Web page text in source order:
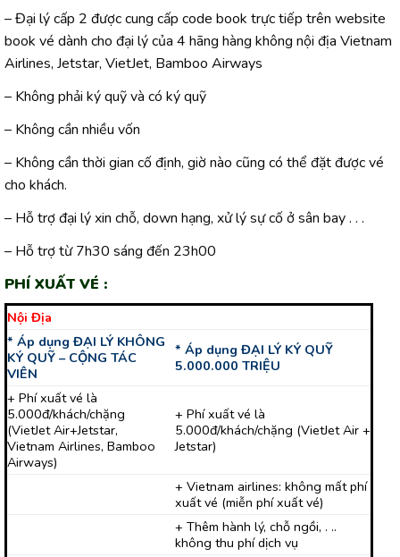
– Đại lý cấp 2 được cung cấp code book trực tiếp trên website
book vé dành cho đại lý của 4 hãng hàng không nội địa Vietnam
Airlines, Jetstar, VietJet, Bamboo Airways
– Không phải ký quỹ và có ký quỹ
– Không cần nhiều vốn
– Không cần thời gian cố định, giờ nào cũng có thể đặt được vé
cho khách.
– Hỗ trợ đại lý xin chỗ, down hạng, xử lý sự cố ở sân bay . . .
– Hỗ trợ từ 7h30 sáng đến 23h00
PHÍ XUẤT VÉ :
Nội Địa
* Áp dụng ĐẠI LÝ KHÔNG
KÝ QUỸ – CỘNG TÁC
VIÊN
* Áp dụng ĐẠI LÝ KÝ QUỸ
5.000.000 TRIỆU
+ Phí xuất vé là
5.000đ/khách/chặng
(VietJet Air+Jetstar,
Vietnam Airlines, Bamboo
Airways)
+ Phí xuất vé là
5.000đ/khách/chặng (VietJet Air +
Jetstar)
+ Vietnam airlines: không mất phí
xuất vé (miễn phí xuất vé)
+ Thêm hành lý, chỗ ngồi, . ..
không thu phí dịch vụ